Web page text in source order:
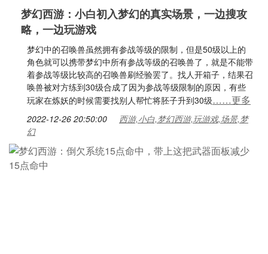
梦幻西游：小白初入梦幻的真实场景，一边搜攻
略，一边玩游戏
梦幻中的召唤兽虽然拥有参战等级的限制，但是50级以上的
角色就可以携带梦幻中所有参战等级的召唤兽了，就是不能带
着参战等级比较高的召唤兽刷经验罢了。找人开箱子，结果召
唤兽被对方练到30级合成了因为参战等级限制的原因，有些
玩家在炼妖的时候需要找别人帮忙将胚子升到30级……更多
2022-12-26 20:50:00
西游,小白,梦幻西游,玩游戏,场景,梦
幻